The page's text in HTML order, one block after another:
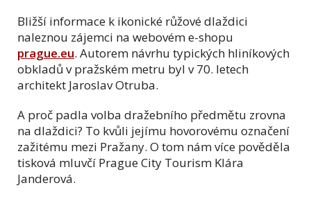
Bližší informace k ikonické růžové dlaždici
naleznou zájemci na webovém e-shopu
prague.eu. Autorem návrhu typických hliníkových
obkladů v pražském metru byl v 70. letech
architekt Jaroslav Otruba.
A proč padla volba dražebního předmětu zrovna
na dlaždici? To kvůli jejímu hovorovému označení
zažitému mezi Pražany. O tom nám více pověděla
tisková mluvčí Prague City Tourism Klára
Janderová.